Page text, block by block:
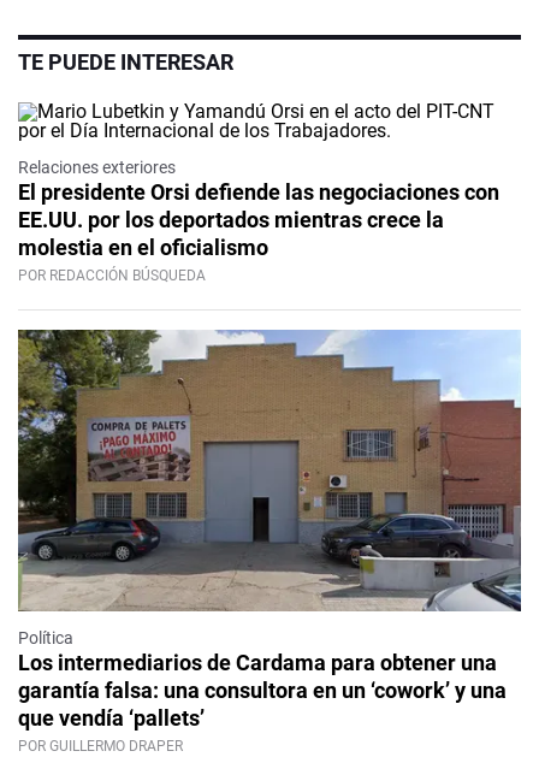
TE PUEDE INTERESAR
Relaciones exteriores
El presidente Orsi defiende las negociaciones con
EE.UU. por los deportados mientras crece la
molestia en el oficialismo
POR REDACCIÓN BÚSQUEDA
Política
Los intermediarios de Cardama para obtener una
garantía falsa: una consultora en un ‘cowork’ y una
que vendía ‘pallets’
POR GUILLERMO DRAPER